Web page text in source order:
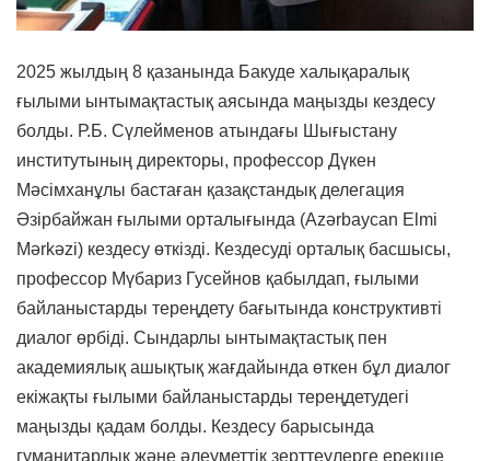
2025 жылдың 8 қазанында Бакуде халықаралық
ғылыми ынтымақтастық аясында маңызды кездесу
болды. Р.Б. Сүлейменов атындағы Шығыстану
институтының директоры, профессор Дүкен
Мәсімханұлы бастаған қазақстандық делегация
Әзірбайжан ғылыми орталығында (Azәrbaycan Elmi
Mәrkәzi) кездесу өткізді. Кездесуді орталық басшысы,
профессор Мүбариз Гусейнов қабылдап, ғылыми
байланыстарды тереңдету бағытында конструктивті
диалог өрбіді. Сындарлы ынтымақтастық пен
академиялық ашықтық жағдайында өткен бұл диалог
екіжақты ғылыми байланыстарды тереңдетудегі
маңызды қадам болды. Кездесу барысында
гуманитарлық және әлеуметтік зерттеулерге ерекше